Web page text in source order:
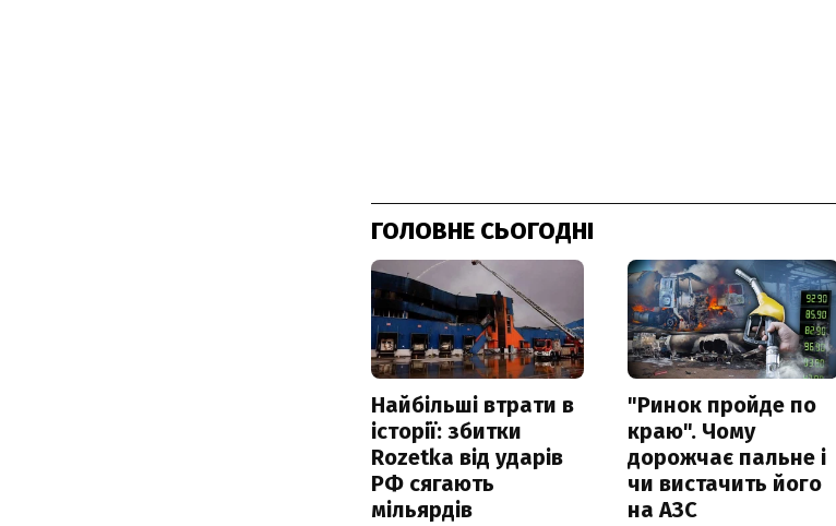
ГОЛОВНЕ СЬОГОДНІ
Найбільші втрати в
історії: збитки
Rozetka від ударів
РФ сягають
мільярдів
"Ринок пройде по
краю". Чому
дорожчає пальне і
чи вистачить його
на АЗС